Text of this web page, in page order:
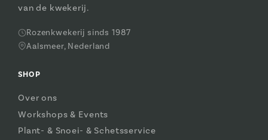
van de kwekerij.
Rozenkwekerij sinds 1987
Aalsmeer, Nederland
SHOP
Over ons
Workshops & Events
Plant- & Snoei- & Schetsservice